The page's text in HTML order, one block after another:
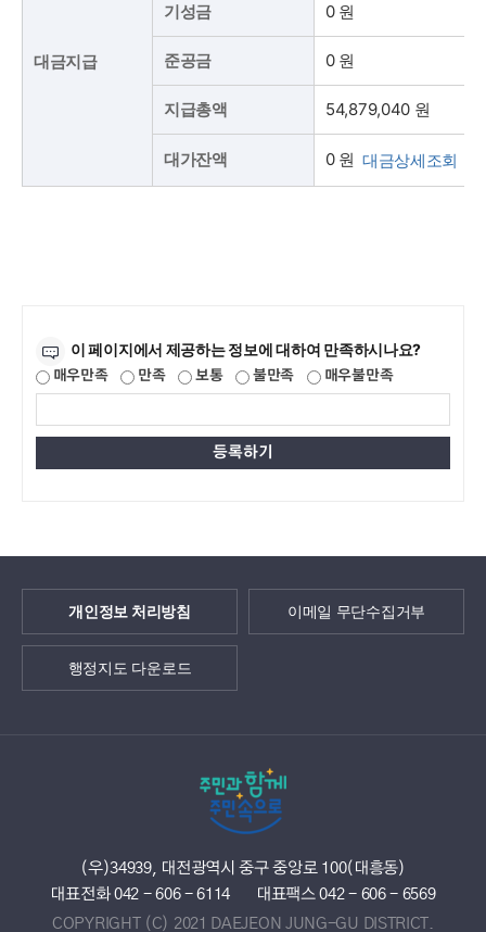
대금지급
기성금 0 원
준공금 0 원
지급총액 54,879,040 원
대가잔액 0 원 대금상세조회
이 페이지에서 제공하는 정보에 대하여 만족하시나요?
매우만족 만족 보통 불만족 매우불만족
개인정보 처리방침 이메일 무단수집거부
행정지도 다운로드
(우)34939, 대전광역시 중구 중앙로 100(대흥동)
대표전화 042 - 606 - 6114
대표팩스 042 - 606 - 6569
COPYRIGHT (C) 2021 DAEJEON JUNG-GU DISTRICT.